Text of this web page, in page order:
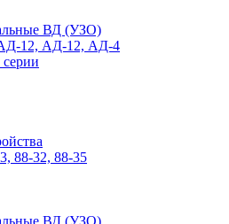
ВД (УЗО)
12, АД-12, АД-4
88-32, 88-35
ВД (УЗО)